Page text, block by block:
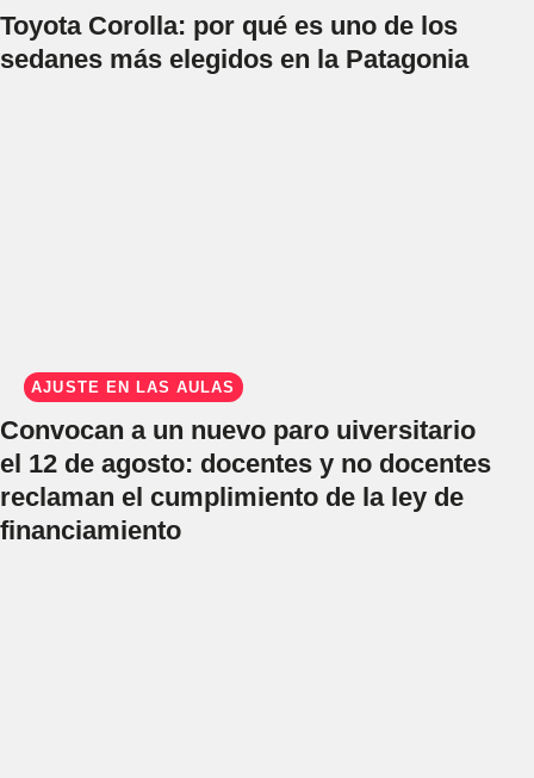
Toyota Corolla: por qué es uno de los
sedanes más elegidos en la Patagonia
AJUSTE EN LAS AULAS
Convocan a un nuevo paro uiversitario
el 12 de agosto: docentes y no docentes
reclaman el cumplimiento de la ley de
financiamiento